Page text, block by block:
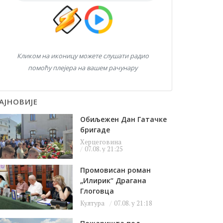
Кликом на иконицу можете слушати радио
помоћу плејера на вашем рачунару
Обиљежен Дан Гатачке
бригаде
Херцеговина
07.08. у 21:25
Промовисан роман
„Илирик“ Драгана
Глоговца
Култура 07.08. у 21:18